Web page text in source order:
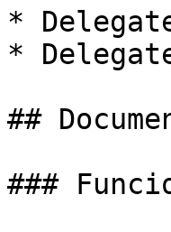
*
*
##
###